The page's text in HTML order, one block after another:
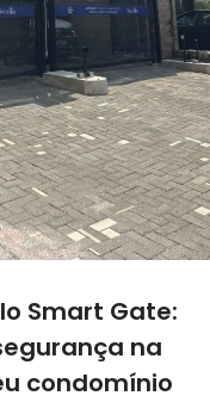
Smart Gate:
na
condomínio